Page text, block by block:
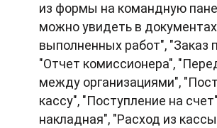
из формы на командную
можно увидеть в
выполненных работ", "Заказ
"Отчет комиссионера",
между организациями",
кассу", "Поступление на
накладная", "Расход из